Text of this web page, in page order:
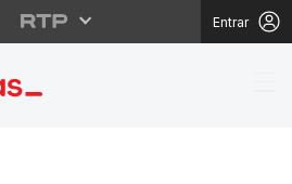
Entrar
da BBC